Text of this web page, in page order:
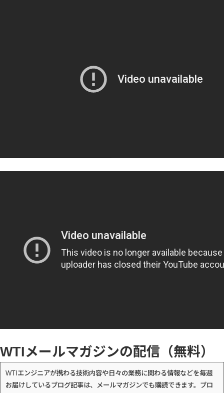
WTIメールマガジンの配信（無料）
WTIエンジニアが携わる技術内容や日々の業務に関わる情報などを毎週
お届けしているブログ記事は、メールマガジンでも購読できます。ブロ